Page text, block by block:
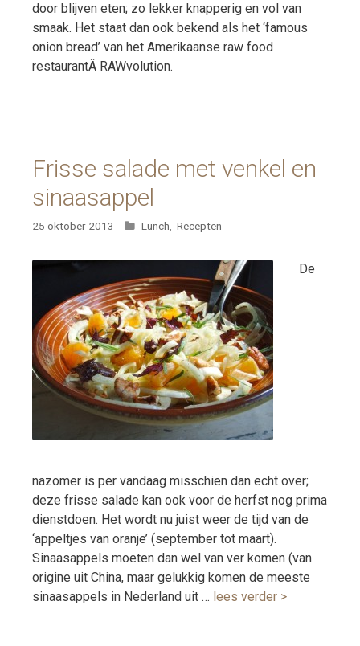
door blijven eten; zo lekker knapperig en vol van
smaak. Het staat dan ook bekend als het ‘famous
onion bread’ van het Amerikaanse raw food
restaurantÂ RAWvolution.
Frisse salade met venkel en
sinaasappel
25 oktober 2013 Categorieën
Lunch, Recepten
De
nazomer is per vandaag misschien dan echt over;
deze frisse salade kan ook voor de herfst nog prima
dienstdoen. Het wordt nu juist weer de tijd van de
‘appeltjes van oranje’ (september tot maart).
Sinaasappels moeten dan wel van ver komen (van
origine uit China, maar gelukkig komen de meeste
sinaasappels in Nederland uit … lees verder >